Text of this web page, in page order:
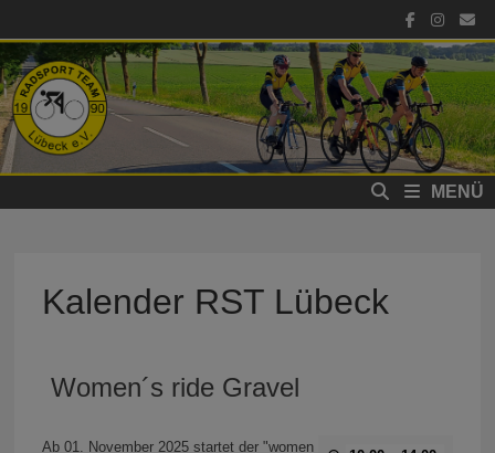
springen
MENÜ
Kalender RST Lübeck
Women´s ride Gravel
Ab 01. November 2025 startet der "women